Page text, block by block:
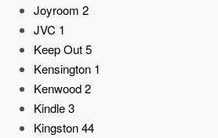
Joyroom 2
JVC 1
Keep Out5
Kensington 1
Kenwood2
Kindle3
Kingston44